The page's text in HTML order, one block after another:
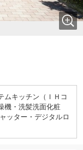
ムキッチン（ＩＨコ
機・洗髪洗面化粧
ッター・デジタルロ